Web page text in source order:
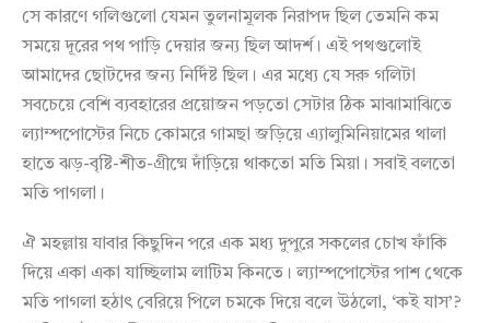
সে কারণে গলিগুলো যেমন তুলনামূলক নিরাপদ ছিল তেমনি কম
সময়ে দূরের পথ পাড়ি দেয়ার জন্য ছিল আদর্শ। এই পথগুলোই
আমাদের ছোটদের জন্য নির্দিষ্ট ছিল। এর মধ্যে যে সরু গলিটা
সবচেয়ে বেশি ব্যবহারের প্রয়োজন পড়তো সেটার ঠিক মাঝামাঝিতে
ল্যাম্পপোস্টের নিচে কোমরে গামছা জড়িয়ে এ্যালুমিনিয়ামের থালা
হাতে ঝড়-বৃষ্টি-শীত-গ্রীষ্মে দাঁড়িয়ে থাকতো মতি মিয়া। সবাই বলতো
মতি পাগলা।
ঐ মহল্লায় যাবার কিছুদিন পরে এক মধ্য দুপুরে সকলের চোখ ফাঁকি
দিয়ে একা একা যাচ্ছিলাম লাটিম কিনতে। ল্যাম্পপোস্টের পাশ থেকে
মতি পাগলা হঠাৎ বেরিয়ে পিলে চমকে দিয়ে বলে উঠলো, ‘কই যাস’?